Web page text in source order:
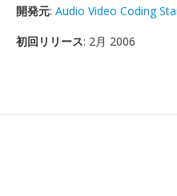
開発元: Audio Video Coding
初回リリース: 2月 2006